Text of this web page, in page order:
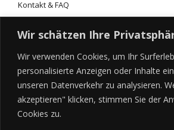
Wir schätzen Ihre
Wir verwenden Cookies, um Ihr
personalisierte Anzeigen oder Inhalte
unseren Datenverkehr zu analysieren.
akzeptieren" klicken, stimmen Sie der
Cookies zu.
Kontakt & FAQ
Preise & Leistungen
Shop
Über mich
Willkommen 2017